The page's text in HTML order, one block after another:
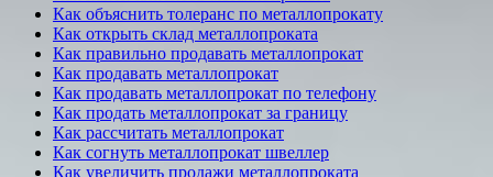
Как объяснить толеранс по металлопрокату
Как открыть склад металлопроката
Как правильно продавать металлопрокат
Как продавать металлопрокат
Как продавать металлопрокат по телефону
Как продать металлопрокат за границу
Как рассчитать металлопрокат
Как согнуть металлопрокат швеллер
Как увеличить продажи металлопроката